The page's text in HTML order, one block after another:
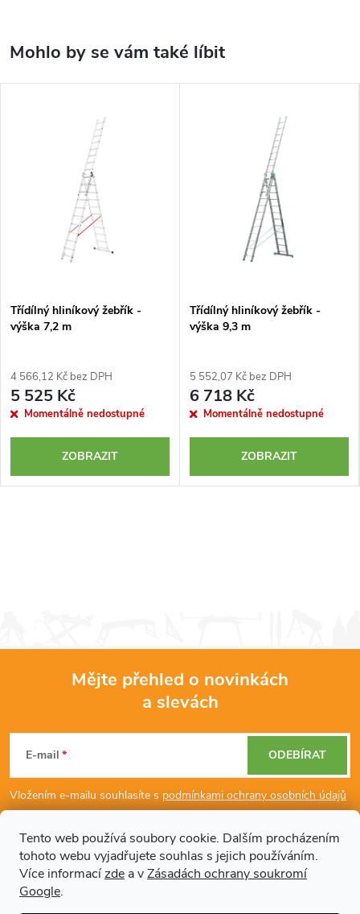
Tento web používá soubory cookie. Dalším procházením
tohoto webu vyjadřujete souhlas s jejich používáním.
Více informacízde a vZásadách ochrany soukromí
Google.
Třídílný hliníkový žebřík -
výška 7,2 m
4 566,12 Kč bez DPH
5 525 Kč
Momentálně nedostupné
ZOBRAZIT
Třídílný hliníkový žebřík -
výška 9,3 m
5 552,07 Kč bez DPH
6 718 Kč
Momentálně nedostupné
ZOBRAZIT
p
Mějte přehled o novinkách
a slevách
E-mail
Vložením e-mailu souhlasíte s podmínkami ochrany osobních údajů
ODEBÍRAT
Dodatečné informace